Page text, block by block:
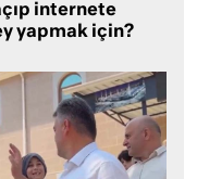
internete
yapmak için?